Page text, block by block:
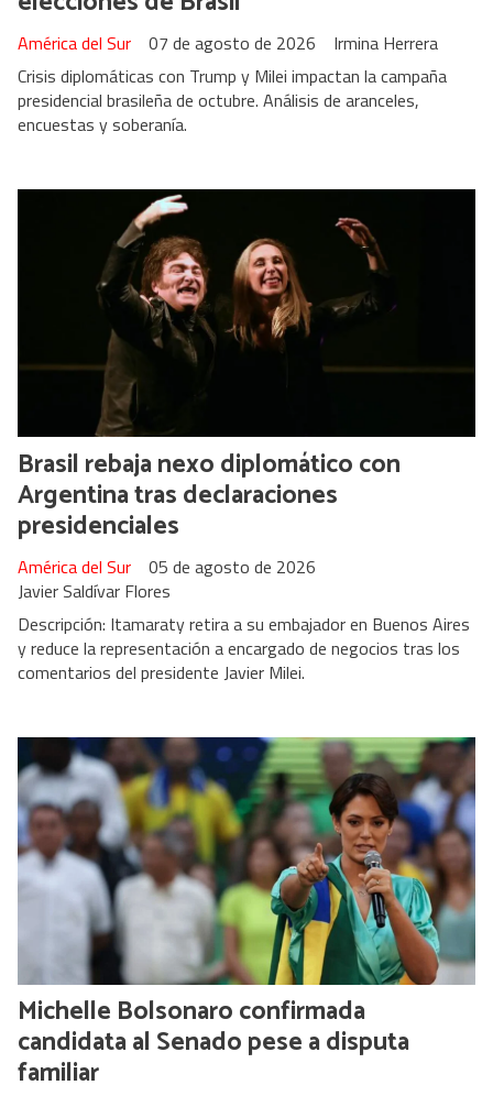
Irmina Herrera
América del Sur
07 de agosto de 2026
Crisis diplomáticas con Trump y Milei impactan la campaña
presidencial brasileña de octubre. Análisis de aranceles,
encuestas y soberanía.
Brasil rebaja nexo diplomático con
Argentina tras declaraciones
presidenciales
Javier Saldívar Flores
América del Sur 05 de agosto de 2026
Descripción: Itamaraty retira a su embajador en Buenos Aires
y reduce la representación a encargado de negocios tras los
comentarios del presidente Javier Milei.
Michelle Bolsonaro confirmada
candidata al Senado pese a disputa
familiar